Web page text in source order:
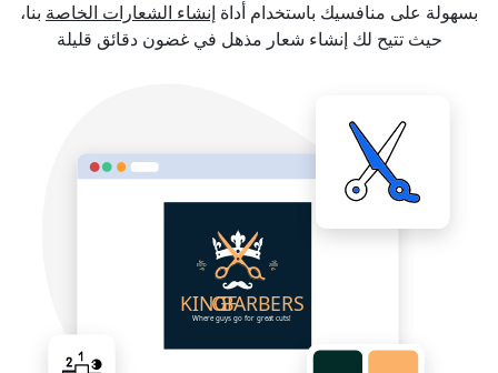
بسهولة على منافسيك باستخدام أداة إنشاء الشعارات الخاصة بنا،
حيث تتيح لك إنشاء شعار مذهل في غضون دقائق قليلة